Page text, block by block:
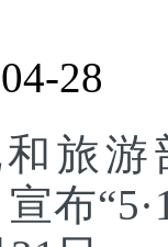
28
旅游
布